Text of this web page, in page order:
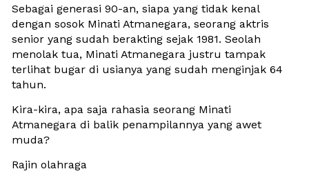
Sebagai generasi 90-an, siapa yang tidak kenal
dengan sosok Minati Atmanegara, seorang aktris
senior yang sudah berakting sejak 1981. Seolah
menolak tua, Minati Atmanegara justru tampak
terlihat bugar di usianya yang sudah menginjak 64
tahun.
Kira-kira, apa saja rahasia seorang Minati
Atmanegara di balik penampilannya yang awet
muda?
Rajin olahraga